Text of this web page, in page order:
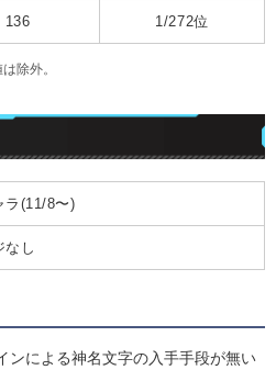
136 1/272位
除外。
ラ(11/8〜)
なし
ンによる神名文字の入手手段が無い